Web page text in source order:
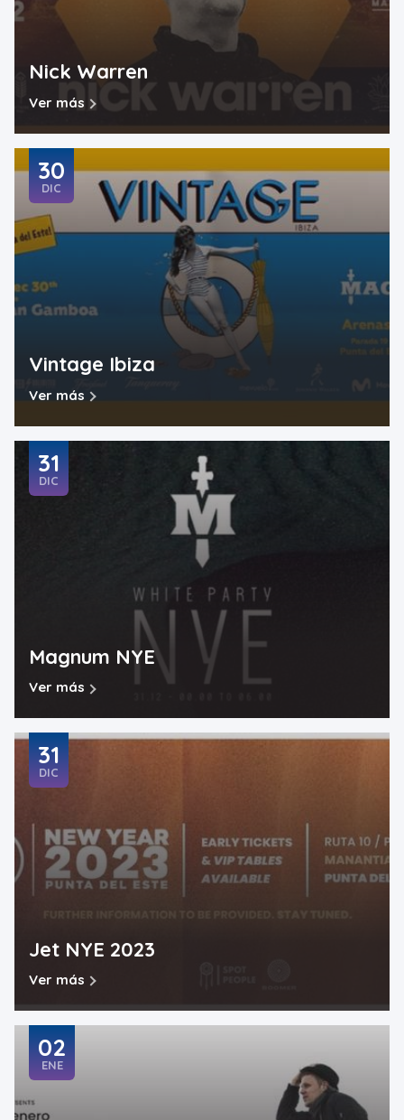
Nick Warren
Ver más
Vintage Ibiza
Ver más
30
DIC
Magnum NYE
Ver más
31
DIC
Jet NYE 2023
Ver más
31
DIC
02
ENE